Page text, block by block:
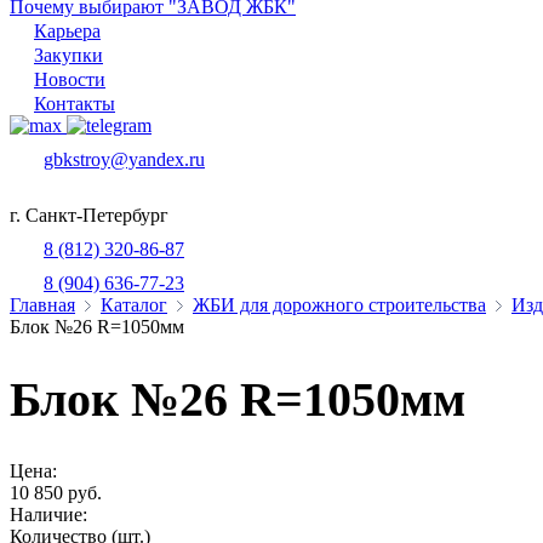
Почему выбирают "ЗАВОД ЖБК"
Карьера
Закупки
Новости
Контакты
gbkstroy@yandex.ru
г. Санкт-Петербург
8 (812) 320-86-87
8 (904) 636-77-23
Главная
Каталог ЖБИ для дорожного строительства
Блок №26 R=1050мм
Блок №26 R=1050мм
Цена:
10 850 руб.
Наличие:
Количество (шт.)